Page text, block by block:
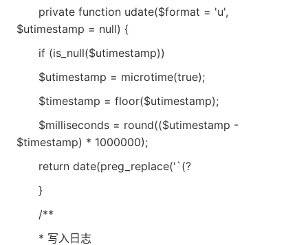
private function udate($format = 'u',
$utimestamp = null) {
if (is_null($utimestamp))
$utimestamp = microtime(true);
$timestamp = floor($utimestamp);
$milliseconds = round(($utimestamp -
$timestamp) * 1000000);
return date(preg_replace('`(?
}
/**
* 写入日志